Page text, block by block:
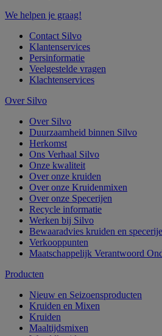
We helpen je graag!
Contact Silvo
Klantenservices
Persinformatie
Veelgestelde vragen
Klachtenservices
Over Silvo
Over Silvo
Duurzaamheid binnen Silvo
Herkomst
Ons Verhaal Silvo
Onze kwaliteit
Over onze kruiden
Over onze Kruidenmixen
Over onze Specerijen
Recycle informatie
Werken bij Silvo
Bewaaradvies kruiden en
Verkooppunten
Maatschappelijk Verantwoord
Producten
Nieuw en Seizoensproducten
Kruiden en Mixen
Kruiden
Maaltijdsmixen